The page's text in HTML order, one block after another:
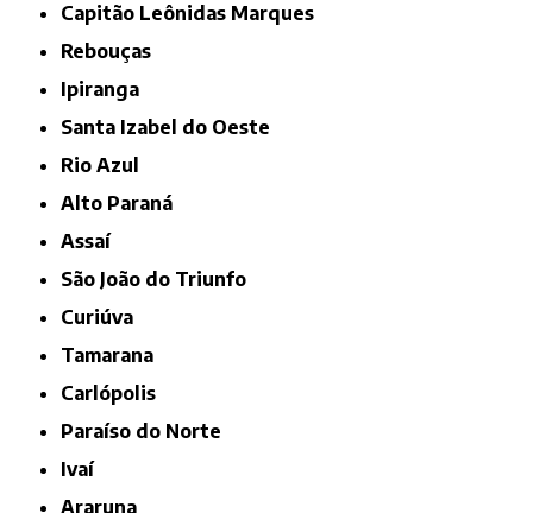
Capitão Leônidas Marques
Rebouças
Ipiranga
Santa Izabel do Oeste
Rio Azul
Alto Paraná
Assaí
São João do Triunfo
Curiúva
Tamarana
Carlópolis
Paraíso do Norte
Ivaí
Araruna